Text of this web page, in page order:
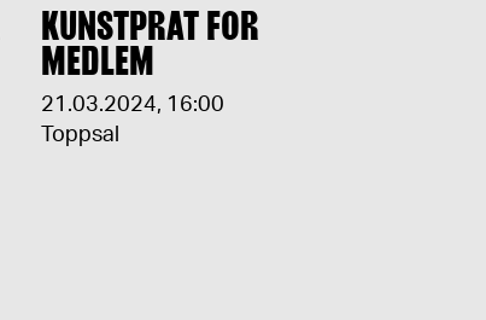
KUNSTPRAT FOR
MEDLEM
21.03.2024, 16:00
Toppsal